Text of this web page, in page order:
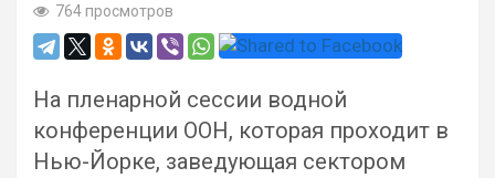
764 просмотров
На пленарной сессии водной
конференции ООН, которая проходит в
Нью-Йорке, заведующая сектором